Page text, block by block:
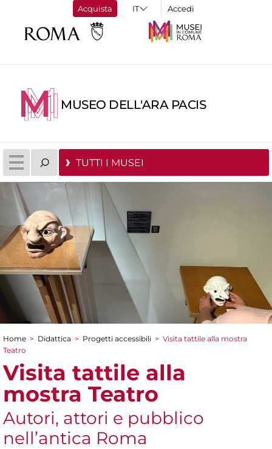
Acquista Accedi
MUSEO DELL'ARA PACIS
TUTTI I MUSEI
Tu sei qui
Home > Didattica > Progetti accessibili > Visita tattile alla mostra
Teatro
Visita tattile alla
mostra Teatro
Autori, attori e pubblico
nell’antica Roma